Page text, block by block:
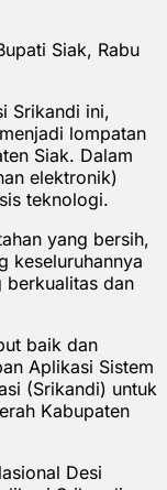
Siak, Rabu
Srikandi ini,
lompatan
Siak. Dalam
elektronik)
teknologi.
yang bersih,
keseluruhannya
berkualitas dan
baik dan
Aplikasi Sistem
(Srikandi) untuk
Kabupaten
Desi